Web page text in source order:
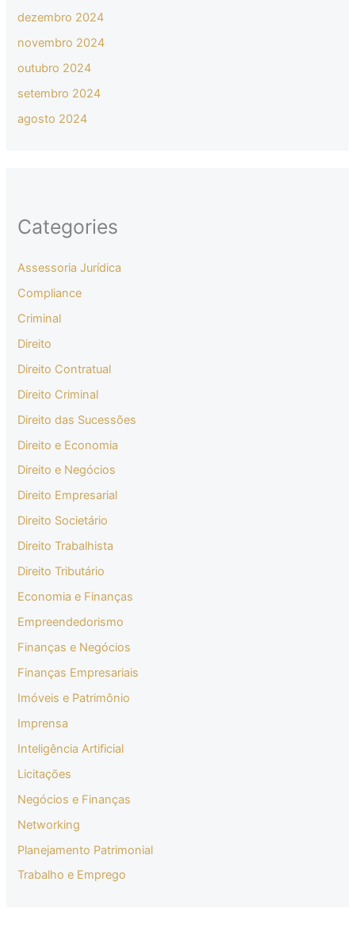
dezembro 2024
novembro 2024
outubro 2024
setembro 2024
agosto 2024
Categories
Assessoria Jurídica
Compliance
Criminal
Direito
Direito Contratual
Direito Criminal
Direito das Sucessões
Direito e Economia
Direito e Negócios
Direito Empresarial
Direito Societário
Direito Trabalhista
Direito Tributário
Economia e Finanças
Empreendedorismo
Finanças e Negócios
Finanças Empresariais
Imóveis e Patrimônio
Imprensa
Inteligência Artificial
Licitações
Negócios e Finanças
Networking
Planejamento Patrimonial
Trabalho e Emprego